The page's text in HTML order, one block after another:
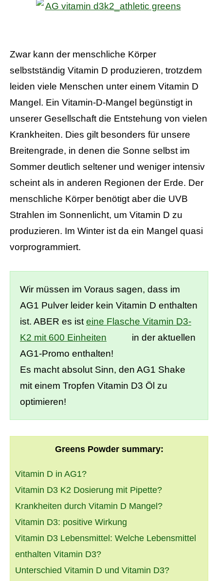
Zwar kann der menschliche Körper
selbstständig Vitamin D produzieren, trotzdem
leiden viele Menschen unter einem Vitamin D
Mangel. Ein Vitamin-D-Mangel begünstigt in
unserer Gesellschaft die Entstehung von vielen
Krankheiten. Dies gilt besonders für unsere
Breitengrade, in denen die Sonne selbst im
Sommer deutlich seltener und weniger intensiv
scheint als in anderen Regionen der Erde. Der
menschliche Körper benötigt aber die UVB
Strahlen im Sonnenlicht, um Vitamin D zu
produzieren. Im Winter ist da ein Mangel quasi
vorprogrammiert.
Wir müssen im Voraus sagen, dass im
AG1 Pulver leider kein Vitamin D enthalten
ist. ABER es ist eine Flasche Vitamin D3-
K2 mit 600 Einheiten
in der aktuellen
AG1-Promo enthalten!
Es macht absolut Sinn, den AG1 Shake
mit einem Tropfen Vitamin D3 Öl zu
optimieren!
Greens Powder summary:
Vitamin D in AG1?
Vitamin D3 K2 Dosierung mit Pipette?
Krankheiten durch Vitamin D Mangel?
Vitamin D3: positive Wirkung
Vitamin D3 Lebensmittel: Welche Lebensmittel
enthalten Vitamin D3?
Unterschied Vitamin D und Vitamin D3?